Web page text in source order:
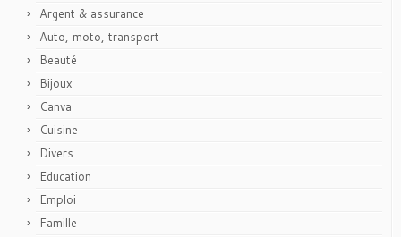
Argent & assurance
Auto, moto, transport
Beauté
Bijoux
Canva
Cuisine
Divers
Education
Emploi
Famille